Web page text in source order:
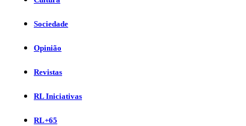
Sociedade
Opinião
Revistas
RL Iniciativas
RL+65